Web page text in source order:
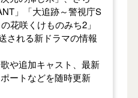
」「大追跡～警視庁S
花咲くけものみち2」
される新ドラマの情報
や追加キャスト、最新
ートなどを随時更新